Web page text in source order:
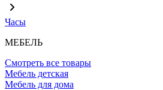
Часы
МЕБЕЛЬ
Смотреть все товары
Мебель детская
Мебель для дома